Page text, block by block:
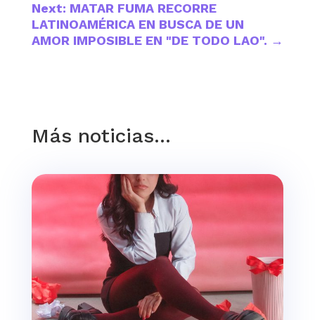
Next: MATAR FUMA RECORRE
LATINOAMÉRICA EN BUSCA DE UN
AMOR IMPOSIBLE EN "DE TODO LAO". →
Más noticias…